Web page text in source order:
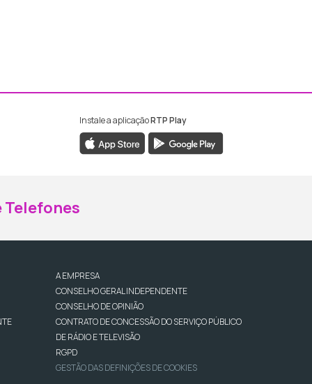
da RTP Madeira
da RTP Madeira
Instale a aplicaçãoRTP Play
Telefones
A EMPRESA
CONSELHO GERAL INDEPENDENTE
CONSELHO DE OPINIÃO
CONTRATO DE CONCESSÃO DO SERVIÇO PÚBLICO
DE RÁDIO E TELEVISÃO
RGPD
GESTÃO DAS DEFINIÇÕES DE COOKIES